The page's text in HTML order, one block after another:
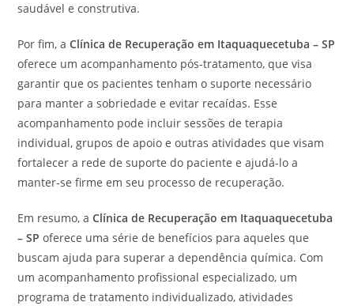
saudável e construtiva.
Por fim, aClínica de Recuperação em Itaquaquecetuba – SP
oferece um acompanhamento pós-tratamento, que visa
garantir que os pacientes tenham o suporte necessário
para manter a sobriedade e evitar recaídas. Esse
acompanhamento pode incluir sessões de terapia
individual, grupos de apoio e outras atividades que visam
fortalecer a rede de suporte do paciente e ajudá-lo a
manter-se firme em seu processo de recuperação.
Em resumo, aClínica de Recuperação em Itaquaquecetuba
– SP oferece uma série de benefícios para aqueles que
buscam ajuda para superar a dependência química. Com
um acompanhamento profissional especializado, um
programa de tratamento individualizado, atividades